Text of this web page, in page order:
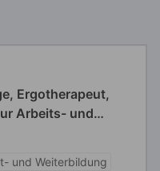
Ergotherapeut,
Arbeits- und
und Weiterbildung